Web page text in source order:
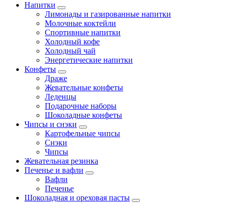
Напитки
Лимонады и газированные напитки
Молочные коктейли
Спортивные напитки
Холодный кофе
Холодный чай
Энергетические напитки
Конфеты
Драже
Жевательные конфеты
Леденцы
Подарочные наборы
Шоколадные конфеты
Чипсы и снэки
Картофельные чипсы
Снэки
Чипсы
Жевательная резинка
Печенье и вафли
Вафли
Печенье
Шоколадная и ореховая пасты